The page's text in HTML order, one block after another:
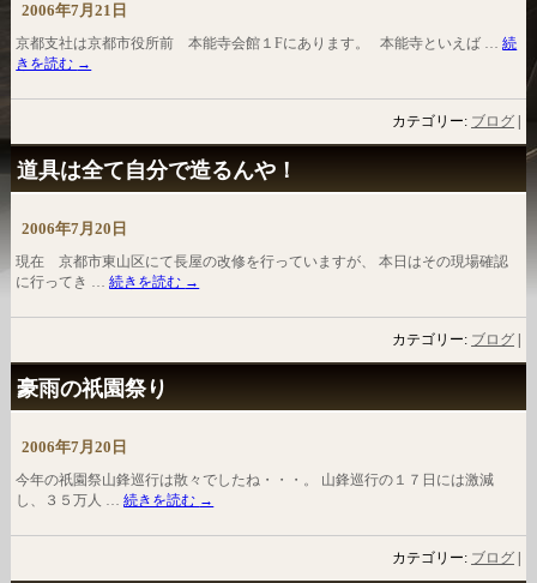
2006年7月21日
京都支社は京都市役所前 本能寺会館１Fにあります。 本能寺といえば …続
きを読む →
カテゴリー: ブログ
道具は全て自分で造るんや！
2006年7月20日
現在 京都市東山区にて長屋の改修を行っていますが、 本日はその現場確認
に行ってき …続きを読む →
カテゴリー: ブログ
豪雨の祇園祭り
2006年7月20日
今年の祇園祭山鋒巡行は散々でしたね・・・。 山鋒巡行の１７日には激減
し、３５万人 …続きを読む →
カテゴリー: ブログ